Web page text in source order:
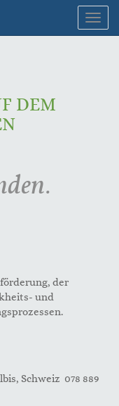
DEM
der
und
Schweiz 078 889